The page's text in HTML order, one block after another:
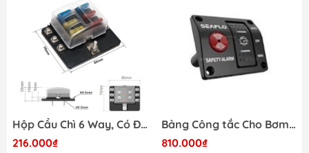
Hộp Cầu Chì 6 Way, Có Đèn Báo, Đầu vào 100A, 32VDC, Đầu Ra Max 30A, Công Tắc
216.000₫
Bảng Công tắc Cho Bơm Nước Lườn 24V
810.000₫